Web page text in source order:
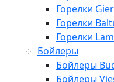
Горелки
Горелки
Горелки
Бойлеры
Бойлеры
Бойлеры